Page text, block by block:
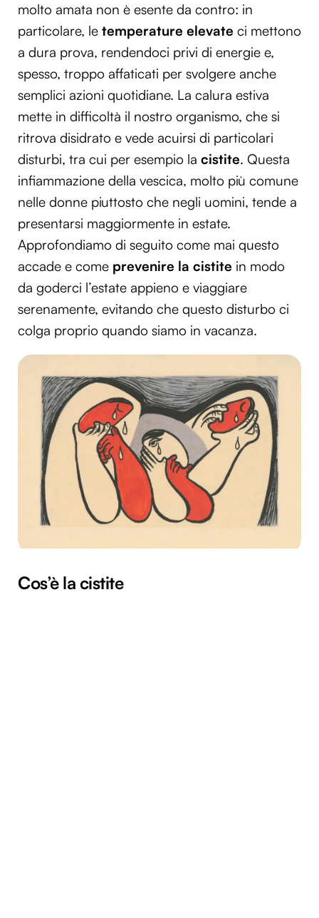
molto amata non è esente da contro: in
particolare, le temperature elevate ci mettono
a dura prova, rendendoci privi di energie e,
spesso, troppo affaticati per svolgere anche
semplici azioni quotidiane. La calura estiva
mette in difficoltà il nostro organismo, che si
ritrova disidrato e vede acuirsi di particolari
disturbi, tra cui per esempio la cistite. Questa
infiammazione della vescica, molto più comune
nelle donne piuttosto che negli uomini, tende a
presentarsi maggiormente in estate.
Approfondiamo di seguito come mai questo
accade e come prevenire la cistite in modo
da goderci l’estate appieno e viaggiare
serenamente, evitando che questo disturbo ci
colga proprio quando siamo in vacanza.
Cos’è la cistite